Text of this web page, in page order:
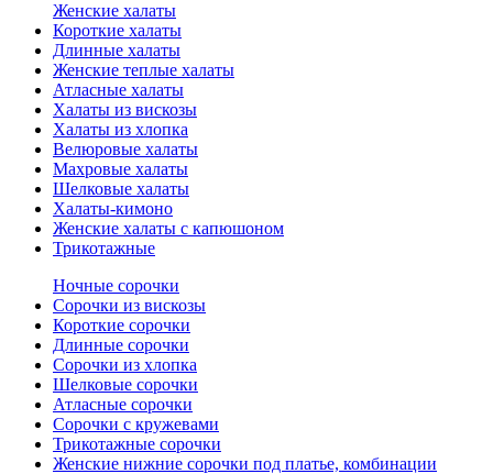
Женские халаты
Короткие халаты
Длинные халаты
Женские теплые халаты
Атласные халаты
Халаты из вискозы
Халаты из хлопка
Велюровые халаты
Махровые халаты
Шелковые халаты
Халаты-кимоно
Женские халаты с капюшоном
Трикотажные
Ночные сорочки
Сорочки из вискозы
Короткие сорочки
Длинные сорочки
Сорочки из хлопка
Шелковые сорочки
Атласные сорочки
Сорочки с кружевами
Трикотажные сорочки
Женские нижние сорочки под платье, комбинации